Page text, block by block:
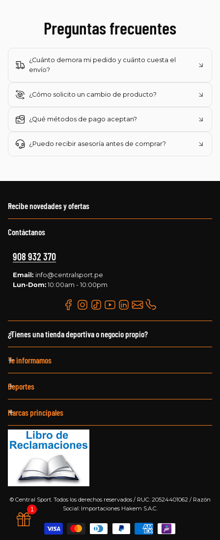
Preguntas frecuentes
¿Cuánto demora mi pedido y cuánto cuesta el
envío?
¿Cómo solicito un cambio de producto?
¿Qué métodos de pago aceptan?
¿Puedo recibir asesoría antes de comprar?
Recibe novedades y ofertas
Contáctanos
908 932 370
Email: info@centralsport.pe
Lun-Dom: 10:00am - 10:00pm
¿Tienes una tienda deportiva o negocio propio?
Te informamos
Deportes
Marcas principales
© Central Sport. Todos los derechos reservados / RUC: 20524401062 / Razón
Social: Importaciones Hakem S.A.C.
1